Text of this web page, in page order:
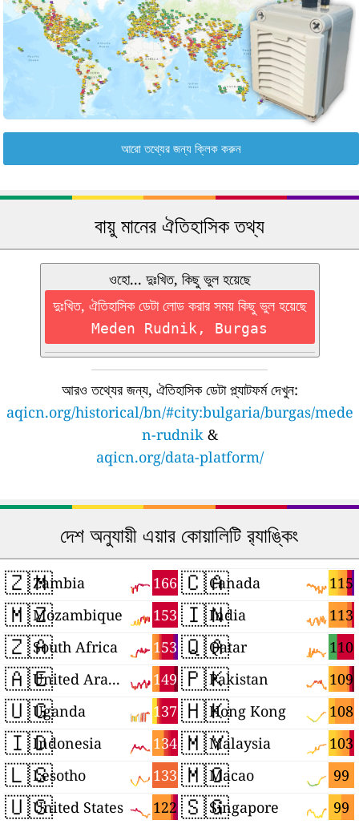
আরো তথ্যের জন্য ক্লিক করুন
বায়ু মানের ঐতিহাসিক তথ্য
ওহো... দুঃখিত, কিছু ভুল হয়েছে
দুঃখিত, ঐতিহাসিক ডেটা লোড করার সময় কিছু ভুল হয়েছে
Meden Rudnik, Burgas
আরও তথ্যের জন্য, ঐতিহাসিক ডেটা প্ল্যাটফর্ম দেখুন:
aqicn.org/historical/bn/#city:bulgaria/burgas/mede
n-rudnik &
aqicn.org/data-platform/
দেশ অনুযায়ী এয়ার কোয়ালিটি র‍্যাঙ্কিং
🇿🇲 166
Zambia
🇲🇿 153
Mozambique
🇿🇦 153
South Africa
🇦🇪 149
United Arab Emirates
🇺🇬 137
Uganda
🇮🇩 134
Indonesia
🇱🇸 133
Lesotho
🇺🇸 122
United States
🇨🇦 115
Canada
🇮🇳 113
India
🇶🇦 110
Qatar
🇵🇰 109
Pakistan
🇭🇰 108
Hong Kong
🇲🇾 103
Malaysia
🇲🇴 99
Macao
🇸🇬 99
Singapore